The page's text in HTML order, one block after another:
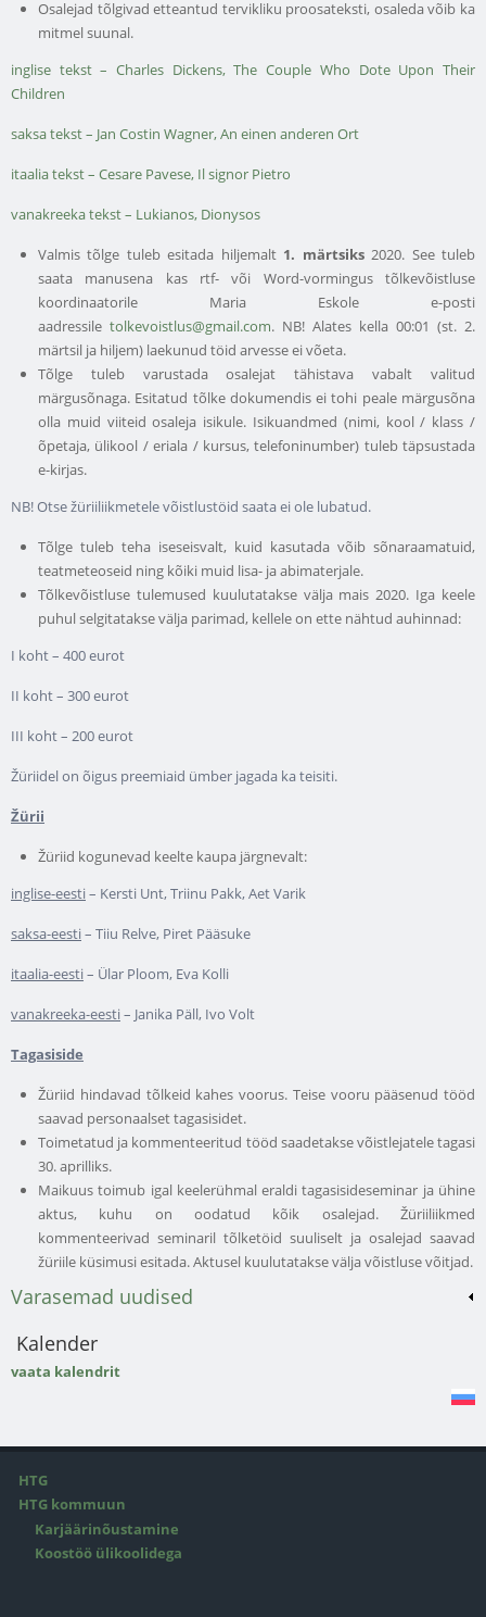
Osalejad tõlgivad etteantud tervikliku proosateksti, osaleda võib ka
mitmel suunal.
inglise tekst – Charles Dickens, The Couple Who Dote Upon Their
Children
saksa tekst – Jan Costin Wagner, An einen anderen Ort
itaalia tekst – Cesare Pavese, Il signor Pietro
vanakreeka tekst – Lukianos, Dionysos
Valmis tõlge tuleb esitada hiljemalt 1. märtsiks2020. See tuleb
saata manusena kas rtf- või Word-vormingus tõlkevõistluse
koordinaatorile Maria Eskole e-posti
aadressile tolkevoistlus@gmail.com. NB! Alates kella 00:01 (st. 2.
märtsil ja hiljem) laekunud töid arvesse ei võeta.
Tõlge tuleb varustada osalejat tähistava vabalt valitud
märgusõnaga. Esitatud tõlke dokumendis ei tohi peale märgusõna
olla muid viiteid osaleja isikule. Isikuandmed (nimi, kool / klass /
õpetaja, ülikool / eriala / kursus, telefoninumber) tuleb täpsustada
e-kirjas.
NB! Otse žüriiliikmetele võistlustöid saata ei ole lubatud.
Tõlge tuleb teha iseseisvalt, kuid kasutada võib sõnaraamatuid,
teatmeteoseid ning kõiki muid lisa- ja abimaterjale.
Tõlkevõistluse tulemused kuulutatakse välja mais 2020. Iga keele
puhul selgitatakse välja parimad, kellele on ette nähtud auhinnad:
I koht – 400 eurot
II koht – 300 eurot
III koht – 200 eurot
Žüriidel on õigus preemiaid ümber jagada ka teisiti.
Žürii
Žüriid kogunevad keelte kaupa järgnevalt:
inglise-eesti– Kersti Unt, Triinu Pakk, Aet Varik
saksa-eesti– Tiiu Relve, Piret Pääsuke
itaalia-eesti– Ülar Ploom, Eva Kolli
vanakreeka-eesti– Janika Päll, Ivo Volt
Tagasiside
Žüriid hindavad tõlkeid kahes voorus. Teise vooru pääsenud tööd
saavad personaalset tagasisidet.
Toimetatud ja kommenteeritud tööd saadetakse võistlejatele tagasi
30. aprilliks.
Maikuus toimub igal keelerühmal eraldi tagasisideseminar ja ühine
aktus, kuhu on oodatud kõik osalejad. Žüriiliikmed
kommenteerivad seminaril tõlketöid suuliselt ja osalejad saavad
žüriile küsimusi esitada. Aktusel kuulutatakse välja võistluse võitjad.
Varasemad uudised
Kalender
vaata kalendrit
HTG
HTG kommuun
Karjäärinõustamine
Koostöö ülikoolidega